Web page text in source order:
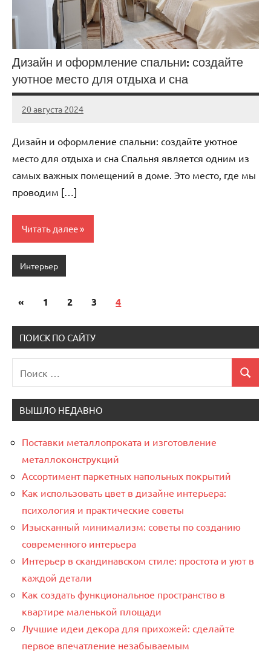
Дизайн и оформление спальни: создайте
уютное место для отдыха и сна
20 августа 2024
gorod_stroi_
Нет
Дизайн и оформление спальни: создайте уютное
место для отдыха и сна Спальня является одним из
самых важных помещений в доме. Это место, где мы
проводим […]
Читать далее
Интерьер
записей
« Предыдущие
1 2 3 4
ПОИСК ПО САЙТУ
для:
Поиск
ВЫШЛО НЕДАВНО
Поставки металлопроката и изготовление
металлоконструкций
Ассортимент паркетных напольных покрытий
Как использовать цвет в дизайне интерьера:
психология и практические советы
Изысканный минимализм: советы по созданию
современного интерьера
Интерьер в скандинавском стиле: простота и уют в
каждой детали
Как создать функциональное пространство в
квартире маленькой площади
Лучшие идеи декора для прихожей: сделайте
первое впечатление незабываемым